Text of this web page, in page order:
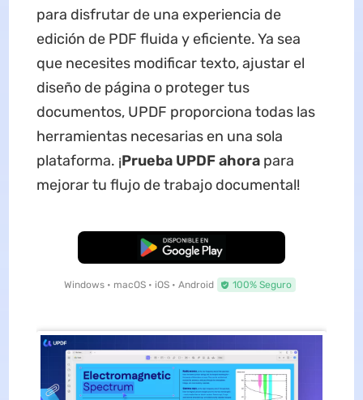
para disfrutar de una experiencia de
edición de PDF fluida y eficiente. Ya sea
que necesites modificar texto, ajustar el
diseño de página o proteger tus
documentos, UPDF proporciona todas las
herramientas necesarias en una sola
plataforma. ¡Prueba UPDF ahorapara
mejorar tu flujo de trabajo documental!
Descarga Gratuita
Windows • macOS • iOS • Android 100% Seguro